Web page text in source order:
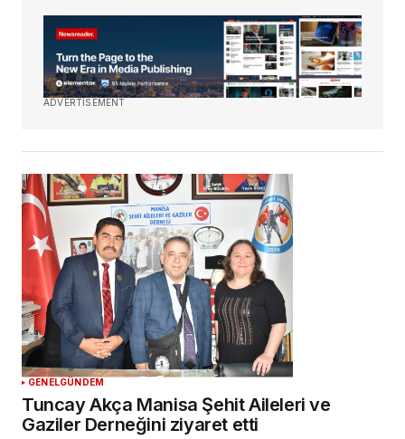
ADVERTISEMENT
GENELGÜNDEM
Tuncay Akça Manisa Şehit Aileleri ve
Gaziler Derneğini ziyaret etti